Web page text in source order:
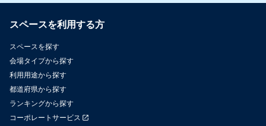
スペースを利用する方
スペースを探す
会場タイプから探す
利用用途から探す
都道府県から探す
ランキングから探す
コーポレートサービス